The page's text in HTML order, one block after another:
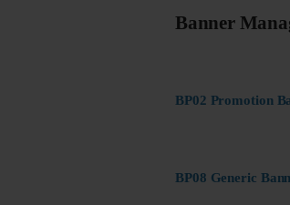
Banner
BP02 Promotion
BP08 Generic